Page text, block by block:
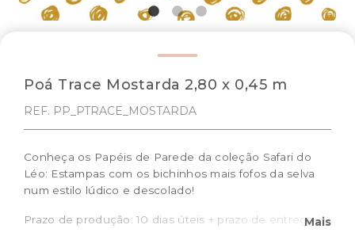
Poá Trace Mostarda 2,80 x 0,45 m
REF. PP_PTRACE_MOSTARDA
Conheça os Papéis de Parede da coleção Safari do
Léo: Estampas com os bichinhos mais fofos da selva
num estilo lúdico e descolado!
Prazo de produção: 10 dias úteis + prazo de entregaMais